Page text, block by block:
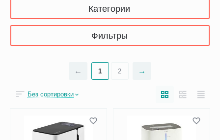
Категории
Фильтры
1 2
Без сортировки